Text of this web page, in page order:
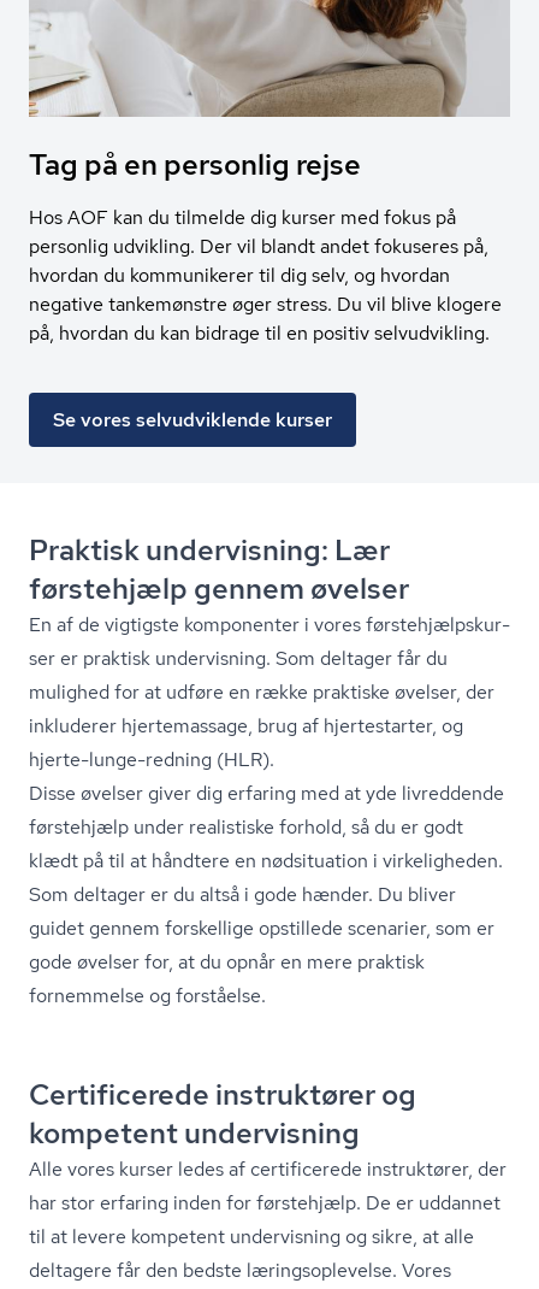
Tag på en personlig rejse
Hos AOF kan du tilmelde dig kurser med fokus på
personlig udvikling. Der vil blandt andet fokuseres på,
hvordan du kommunikerer til dig selv, og hvordan
negative tankemønstre øger stress. Du vil blive klogere
på, hvordan du kan bidrage til en positiv selvudvikling.
Se vores selvudviklende kurser
Praktisk undervisning: Lær
førstehjælp gennem øvelser
En af de vigtigste komponenter i vores første­hjælp­s­kur­
ser er praktisk undervisning. Som deltager får du
mulighed for at udføre en række praktiske øvelser, der
inkluderer hjertemassage, brug af hjertestarter, og
hjerte-lunge-redning (HLR).
Disse øvelser giver dig erfaring med at yde livreddende
førstehjælp under realistiske forhold, så du er godt
klædt på til at håndtere en nødsituation i virkeligheden.
Som deltager er du altså i gode hænder. Du bliver
guidet gennem forskellige opstillede scenarier, som er
gode øvelser for, at du opnår en mere praktisk
fornemmelse og forståelse.
Certificerede instruktører og
kompetent undervisning
Alle vores kurser ledes af certificerede instruktører, der
har stor erfaring inden for førstehjælp. De er uddannet
til at levere kompetent undervisning og sikre, at alle
deltagere får den bedste læ­rings­op­le­vel­se. Vores